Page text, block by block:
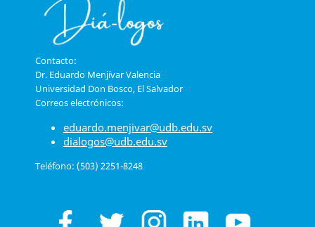
Contacto:
Dr. Eduardo Menjívar Valencia
Universidad Don Bosco, El Salvador
Correos electrónicos:
eduardo.menjivar@udb.edu.sv
dialogos@udb.edu.sv
Teléfono: (503) 2251-8248